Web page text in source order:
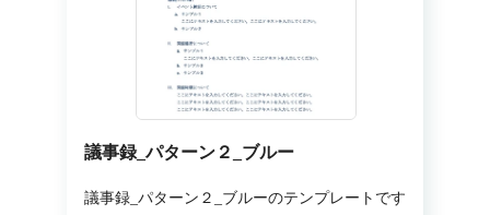
議事録_パターン２_ブルー
議事録_パターン２_ブルーのテンプレートです